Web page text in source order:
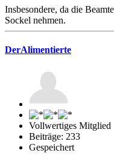
Insbesondere, da die
Sockel nehmen.
DerAlimentierte
Vollwertiges Mitglied
Beiträge: 233
Gespeichert